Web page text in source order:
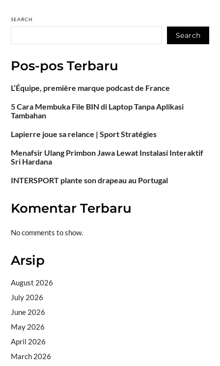
SEARCH
Search
Pos-pos Terbaru
L’Équipe, première marque podcast de France
5 Cara Membuka File BIN di Laptop Tanpa Aplikasi
Tambahan
Lapierre joue sa relance | Sport Stratégies
Menafsir Ulang Primbon Jawa Lewat Instalasi Interaktif
Sri Hardana
INTERSPORT plante son drapeau au Portugal
Komentar Terbaru
No comments to show.
Arsip
August 2026
July 2026
June 2026
May 2026
April 2026
March 2026